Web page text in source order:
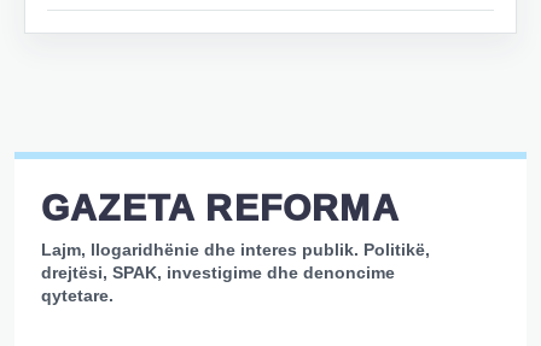
GAZETA REFORMA
Lajm, llogaridhënie dhe interes publik. Politikë,
drejtësi, SPAK, investigime dhe denoncime
qytetare.